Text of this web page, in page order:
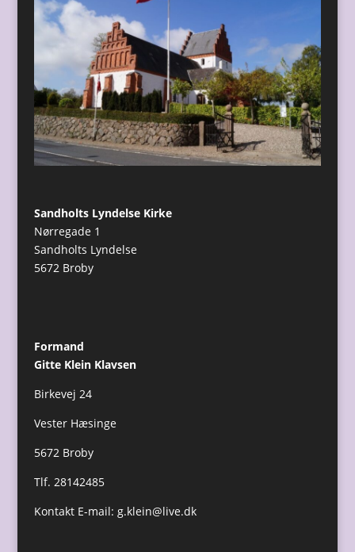
Sandholts Lyndelse Kirke
Nørregade 1
Sandholts Lyndelse
5672 Broby
Formand
Gitte Klein Klavsen
Birkevej 24
Vester Hæsinge
5672 Broby
Tlf. 28142485
Kontakt E-mail: g.klein@live.dk